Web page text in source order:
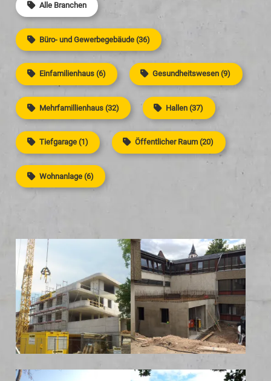
Alle Branchen
Büro- und Gewerbegebäude (36)
Einfamilienhaus (6) Gesundheitswesen (9)
Mehrfamillienhaus (32) Hallen (37)
Tiefgarage (1) Öffentlicher Raum (20)
Wohnanlage (6)